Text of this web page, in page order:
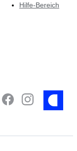
Hilfe-Bereich